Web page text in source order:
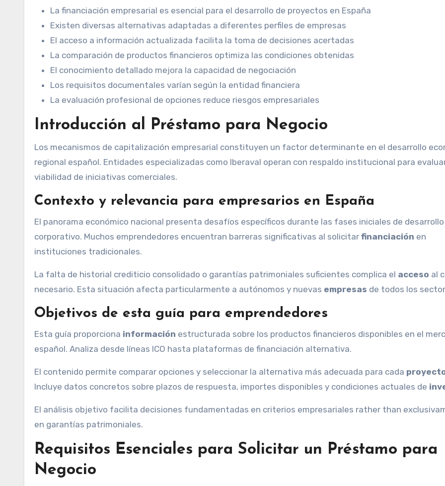
La financiación empresarial es esencial para el desarrollo de proyectos en España
Existen diversas alternativas adaptadas a diferentes perfiles de empresas
El acceso a información actualizada facilita la toma de decisiones acertadas
La comparación de productos financieros optimiza las condiciones obtenidas
El conocimiento detallado mejora la capacidad de negociación
Los requisitos documentales varían según la entidad financiera
La evaluación profesional de opciones reduce riesgos empresariales
Introducción al Préstamo para Negocio
Los mecanismos de capitalización empresarial constituyen un factor determinante en el desarrollo
regional español. Entidades especializadas como Iberaval operan con respaldo institucional para
viabilidad de iniciativas comerciales.
Contexto y relevancia para empresarios en España
El panorama económico nacional presenta desafíos específicos durante las fases iniciales de desarrollo
corporativo. Muchos emprendedores encuentran barreras significativas al solicitar financiación en
instituciones tradicionales.
La falta de historial crediticio consolidado o garantías patrimoniales suficientes complica el acceso al
necesario. Esta situación afecta particularmente a autónomos y nuevas empresas de todos los
Objetivos de esta guía para emprendedores
Esta guía proporciona información estructurada sobre los productos financieros disponibles en el
español. Analiza desde líneas ICO hasta plataformas de financiación alternativa.
El contenido permite comparar opciones y seleccionar la alternativa más adecuada para cada
Incluye datos concretos sobre plazos de respuesta, importes disponibles y condiciones actuales de
El análisis objetivo facilita decisiones fundamentadas en criterios empresariales rather than
en garantías patrimoniales.
Requisitos Esenciales para Solicitar un Préstamo para
Negocio